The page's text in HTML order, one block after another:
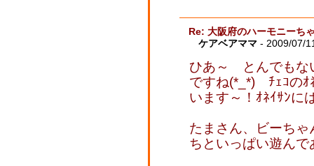
Re: 大阪府のハーモニーち
ケアベアママ - 2009/07/
ひあ～ とんでもな
ですね(*_*) ﾁｪｺのｵ
います～！ｵﾈｲｻﾝに
たまさん、ビーち
ちといっぱい遊んで